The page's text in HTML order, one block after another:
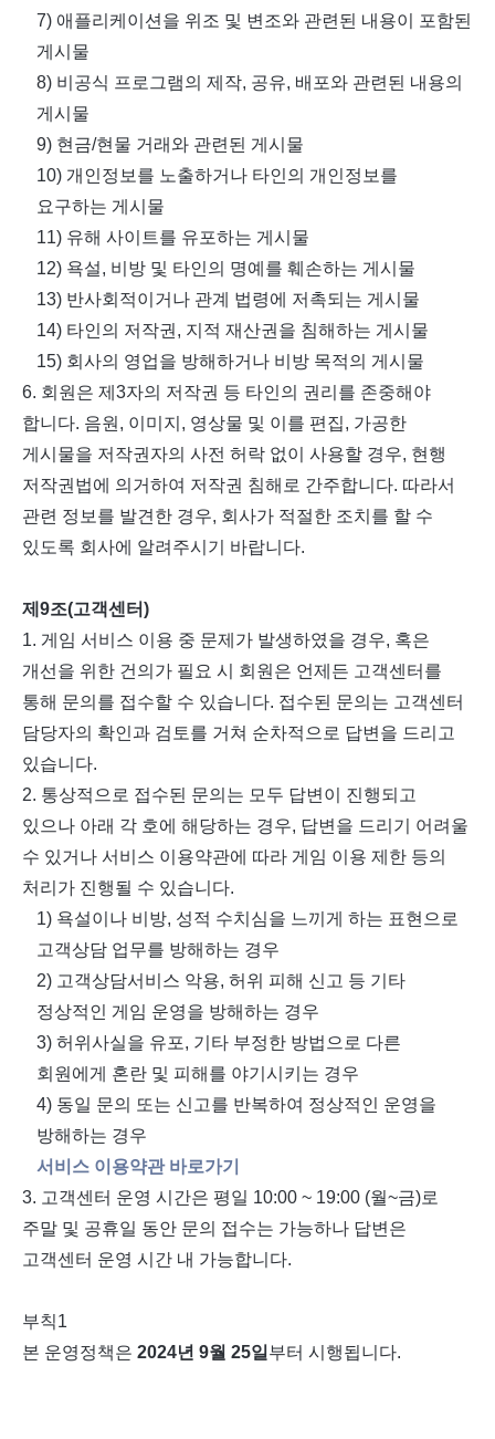
7) 애플리케이션을 위조 및 변조와 관련된 내용이 포함된
게시물
8) 비공식 프로그램의 제작, 공유, 배포와 관련된 내용의
게시물
9) 현금/현물 거래와 관련된 게시물
10) 개인정보를 노출하거나 타인의 개인정보를
요구하는 게시물
11) 유해 사이트를 유포하는 게시물
12) 욕설, 비방 및 타인의 명예를 훼손하는 게시물
13) 반사회적이거나 관계 법령에 저촉되는 게시물
14) 타인의 저작권 , 지적 재산권을 침해하는 게시물
15) 회사의 영업을 방해하거나 비방 목적의 게시물
6. 회원은 제 3자의 저작권 등 타인의 권리를 존중해야
합니다. 음원 , 이미지 , 영상물 및 이를 편집, 가공한
게시물을 저작권자의 사전 허락 없이 사용할 경우, 현행
저작권법에 의거하여 저작권 침해로 간주합니다. 따라서
관련 정보를 발견한 경우, 회사가 적절한 조치를 할 수
있도록 회사에 알려주시기 바랍니다.
제 9조(고객센터)
1. 게임 서비스 이용 중 문제가 발생하였을 경우, 혹은
개선을 위한 건의가 필요 시 회원은 언제든 고객센터를
통해 문의를 접수할 수 있습니다. 접수된 문의는 고객센터
담당자의 확인과 검토를 거쳐 순차적으로 답변을 드리고
있습니다.
2. 통상적으로 접수된 문의는 모두 답변이 진행되고
있으나 아래 각 호에 해당하는 경우, 답변을 드리기 어려울
수 있거나 서비스 이용약관에 따라 게임 이용 제한 등의
처리가 진행될 수 있습니다.
1) 욕설이나 비방, 성적 수치심을 느끼게 하는 표현으로
고객상담 업무를 방해하는 경우
2) 고객상담서비스 악용,허위 피해 신고 등 기타
정상적인 게임 운영을 방해하는 경우
3)허위사실을 유포, 기타 부정한 방법으로 다른
회원에게 혼란 및 피해를 야기시키는 경우
4) 동일 문의 또는 신고를 반복하여 정상적인 운영을
방해하는 경우
서비스 이용약관 바로가기
3. 고객센터 운영 시간은 평일 10:00 ~ 19:00 (월~금)로
주말 및 공휴일 동안 문의 접수는 가능하나 답변은
고객센터 운영 시간 내 가능합니다.
부칙1
본 운영정책은 2024년 9월 25일 부터 시행됩니다.